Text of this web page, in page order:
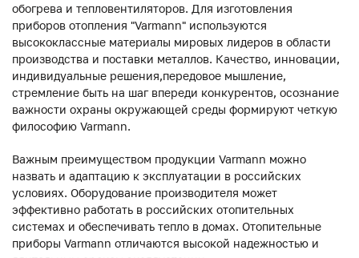
обогрева и тепловентиляторов. Для изготовления
приборов отопления "Varmann" используются
высококлассные материалы мировых лидеров в области
производства и поставки металлов. Качество, инновации,
индивидуальные решения,передовое мышление,
стремление быть на шаг впереди конкурентов, осознание
важности охраны окружающей среды формируют четкую
философию Varmann.
Важным преимуществом продукции Varmann можно
назвать и адаптацию к эксплуатации в российских
условиях. Оборудование производителя может
эффективно работать в российских отопительных
системах и обеспечивать тепло в домах. Отопительные
приборы Varmann отличаются высокой надежностью и